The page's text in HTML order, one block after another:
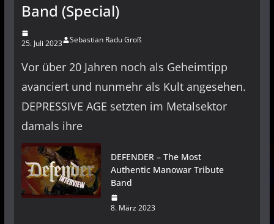
Band (Special)
25. Juli 2023 Sebastian Radu Groß
Vor über 20 Jahren noch als Geheimtipp
avanciert und nunmehr als Kult angesehen.
DEPRESSIVE AGE setzten im Metalsektor
damals ihre
DEFENDER – The Most
Authentic Manowar Tribute
Band
8. März 2023